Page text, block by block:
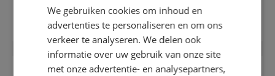
1040.01
We gebruiken cookies om inhoud en
advertenties te personaliseren en om ons
verkeer te analyseren. We delen ook
informatie over uw gebruik van onze site
met onze advertentie- en analysepartners,